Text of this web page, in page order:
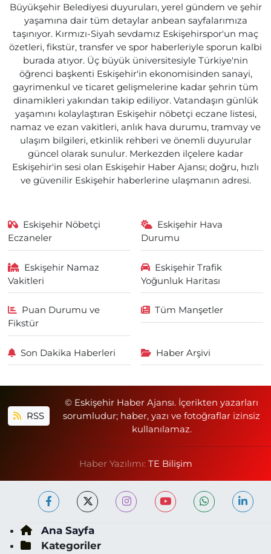
Büyükşehir Belediyesi duyuruları, yerel gündem ve şehir
yaşamına dair tüm detaylar anbean sayfalarımıza
taşınıyor. Kırmızı-Siyah sevdamız Eskişehirspor'un maç
özetleri, fikstür, transfer ve spor haberleriyle sporun kalbi
burada atıyor. Üç büyük üniversitesiyle Türkiye'nin
öğrenci başkenti Eskişehir'in ekonomisinden sanayi,
gayrimenkul ve ticaret gelişmelerine kadar şehrin tüm
dinamikleri yakından takip ediliyor. Vatandaşın günlük
yaşamını kolaylaştıran Eskişehir nöbetçi eczane listesi,
namaz ve ezan vakitleri, anlık hava durumu, tramvay ve
ulaşım bilgileri, etkinlik rehberi ve önemli duyurular
güncel olarak sunulur. Merkezden ilçelere kadar
Eskişehir'in sesi olan Eskişehir Haber Ajansı; doğru, hızlı
ve güvenilir Eskişehir haberlerine ulaşmanın adresi.
Eskişehir Nöbetçi
Eczaneler
Eskişehir Hava
Durumu
Eskişehir Namaz
Vakitleri
Eskişehir Trafik
Yoğunluk Haritası
Puan Durumu ve
Fikstür
Tüm Manşetler
Son Dakika Haberleri Haber Arşivi
RSS
© Eskişehir Haber Ajansı. İçerikten yazarları
sorumludur; haber, yazı ve fotoğraflar izinsiz
kullanılamaz.
Haber Yazılımı: TE Bilişim
Ana Sayfa
Kategoriler